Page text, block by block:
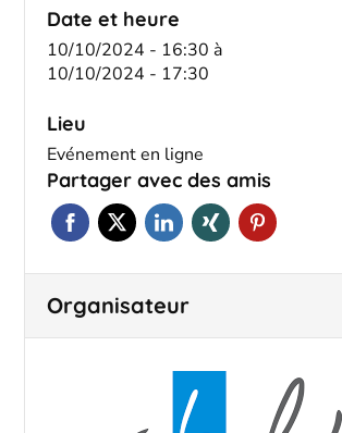
Date et heure
10/10/2024 - 16:30 à
10/10/2024 - 17:30
Lieu
Evénement en ligne
Partager avec des amis
Organisateur